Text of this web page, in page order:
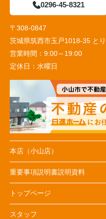
0296-45-8321
〒308-0847
茨城県筑西市玉戸1018-35 と
営業時間： 9:00～19:00
定休日： 水曜日
本店（小山店）
重要事項説明書説明資料
トップページ
スタッフ